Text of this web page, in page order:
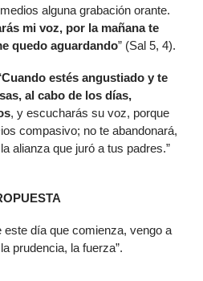
alguna grabación orante.
mi voz, por la mañana te
quedo aguardando” (Sal 5, 4).
Cuando estés angustiado y te
al cabo de los días,
, y escucharás su voz, porque
compasivo; no te abandonará,
alianza que juró a tus padres.”
este día que comienza, vengo a
prudencia, la fuerza”.